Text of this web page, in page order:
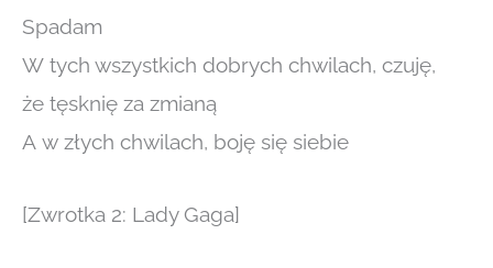
Spadam
W tych wszystkich dobrych chwilach, czuję,
że tęsknię za zmianą
A w złych chwilach, boję się siebie
[Zwrotka 2: Lady Gaga]